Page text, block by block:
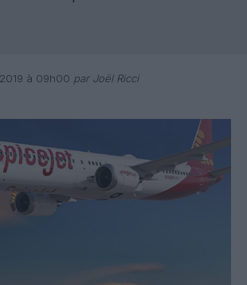
à 09h00 par Joël Ricci